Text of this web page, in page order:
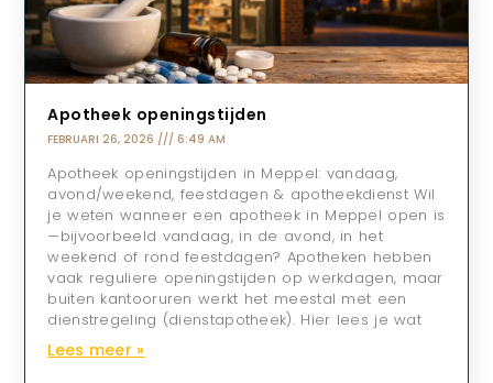
Apotheek openingstijden
FEBRUARI 26, 2026 6:49 AM
Apotheek openingstijden in Meppel: vandaag,
avond/weekend, feestdagen & apotheekdienst Wil
je weten wanneer een apotheek in Meppel open is
—bijvoorbeeld vandaag, in de avond, in het
weekend of rond feestdagen? Apotheken hebben
vaak reguliere openingstijden op werkdagen, maar
buiten kantooruren werkt het meestal met een
dienstregeling (dienstapotheek). Hier lees je wat
Lees meer »